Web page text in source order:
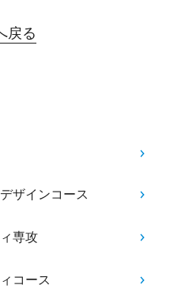
戻る
ザインコース
専攻
コース